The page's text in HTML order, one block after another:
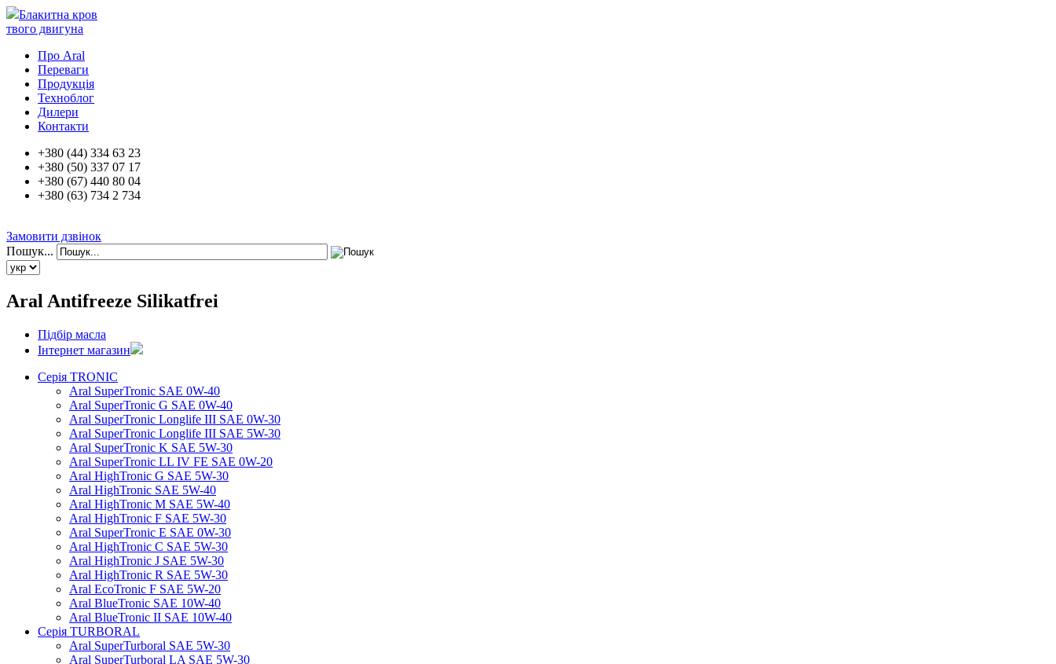
Блакитна кров
твого двигуна
Про Aral
Переваги
Продукція
Техноблог
Дилери
Контакти
+380 (44) 334 63 23
+380 (50) 337 07 17
+380 (67) 440 80 04
+380 (63) 734 2 734
Замовити дзвінок
Пошук...
Aral Antifreeze Silikatfrei
Підбір масла
Інтернет магазин
Серія TRONIC
Aral SuperTronic SAE 0W-40
Aral SuperTronic G SAE 0W-40
Aral SuperTronic Longlife III SAE 0W-30
Aral SuperTronic Longlife III SAE 5W-30
Aral SuperTronic K SAE 5W-30
Aral SuperTronic LL IV FE SAE 0W-20
Aral HighTronic G SAE 5W-30
Aral HighTronic SAE 5W-40
Aral HighTronic M SAE 5W-40
Aral HighTronic F SAE 5W-30
Aral SuperTronic E SAE 0W-30
Aral HighTronic C SAE 5W-30
Aral HighTronic J SAE 5W-30
Aral HighTronic R SAE 5W-30
Aral EcoTronic F SAE 5W-20
Aral BlueTronic SAE 10W-40
Aral BlueTronic II SAE 10W-40
Серія TURBORAL
Aral SuperTurboral SAE 5W-30
Aral SuperTurboral LA SAE 5W-30